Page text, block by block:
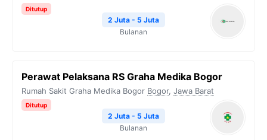
Ditutup
2 Juta - 5 Juta
Bulanan
Perawat Pelaksana RS Graha Medika Bogor
Rumah Sakit Graha Medika Bogor Bogor, Jawa Barat
Ditutup
2 Juta - 5 Juta
Bulanan